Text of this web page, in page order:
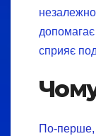
незалежно
допомагає
сприяє
По-перше,